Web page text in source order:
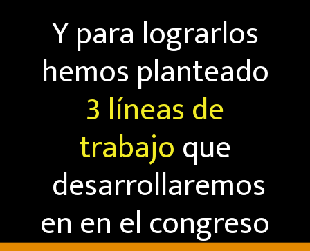
Y para lograrlos
hemos planteado
3 líneas de
trabajoque
desarrollaremos
en en el congreso